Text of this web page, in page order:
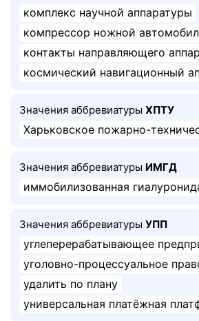
комплекс научной аппаратуры
компрессор ножной
контакты направляющего
космический навигационный
Значения аббревиатуры ХПТУ
Харьковское пожарно-
Значения аббревиатуры ИМГД
иммобилизованная
Значения аббревиатуры УПП
углеперерабатывающее
уголовно-процессуальное
удалить по плану
универсальная платёжная